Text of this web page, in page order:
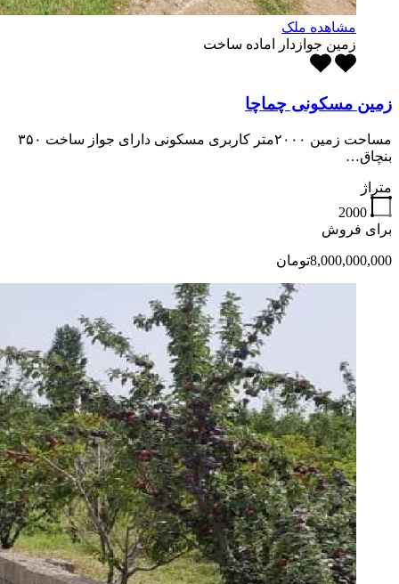
مشاهده ملک
زمین جوازدار اماده ساخت
زمین مسکونی چماچا
مساحت زمین ۲۰۰۰متر کاربری مسکونی دارای جواز ساخت ۳۵۰
بنچاق…
متراژ
2000
برای فروش
8,000,000,000تومان